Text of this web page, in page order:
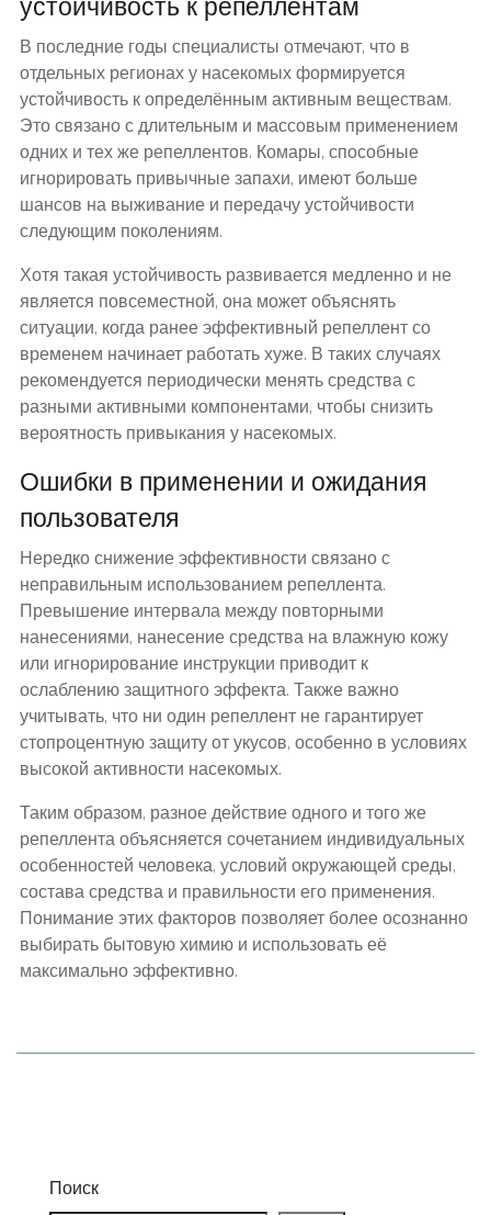
устойчивость к репеллентам
В последние годы специалисты отмечают, что в
отдельных регионах у насекомых формируется
устойчивость к определённым активным веществам.
Это связано с длительным и массовым применением
одних и тех же репеллентов. Комары, способные
игнорировать привычные запахи, имеют больше
шансов на выживание и передачу устойчивости
следующим поколениям.
Хотя такая устойчивость развивается медленно и не
является повсеместной, она может объяснять
ситуации, когда ранее эффективный репеллент со
временем начинает работать хуже. В таких случаях
рекомендуется периодически менять средства с
разными активными компонентами, чтобы снизить
вероятность привыкания у насекомых.
Ошибки в применении и ожидания
пользователя
Нередко снижение эффективности связано с
неправильным использованием репеллента.
Превышение интервала между повторными
нанесениями, нанесение средства на влажную кожу
или игнорирование инструкции приводит к
ослаблению защитного эффекта. Также важно
учитывать, что ни один репеллент не гарантирует
стопроцентную защиту от укусов, особенно в условиях
высокой активности насекомых.
Таким образом, разное действие одного и того же
репеллента объясняется сочетанием индивидуальных
особенностей человека, условий окружающей среды,
состава средства и правильности его применения.
Понимание этих факторов позволяет более осознанно
выбирать бытовую химию и использовать её
максимально эффективно.
Поиск